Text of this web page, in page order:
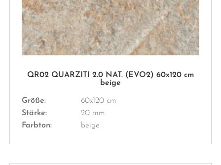
QR02 QUARZITI 2.0 NAT. (EVO2) 60x120 cm
beige
Größe:
60x120 cm
Stärke:
20 mm
Farbton:
beige